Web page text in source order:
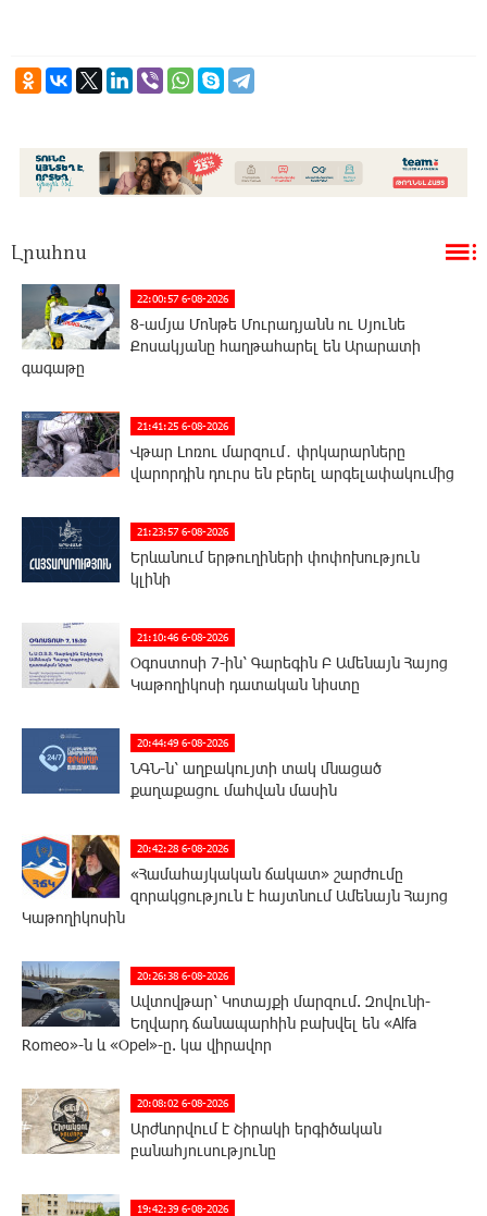
Լրահոս
22:00:57 6-08-2026
8-ամյա Մոնթե Մուրադյանն ու Սյունե
Քոսակյանը հաղթահարել են Արարատի
գագաթը
21:41:25 6-08-2026
Վթար Լոռու մարզում․ փրկարարները
վարորդին դուրս են բերել արգելափակումից
21:23:57 6-08-2026
Երևանում երթուղիների փոփոխություն
կլինի
21:10:46 6-08-2026
Օգոստոսի 7-ին՝ Գարեգին Բ Ամենայն Հայոց
Կաթողիկոսի դատական նիստը
20:44:49 6-08-2026
ՆԳՆ-ն՝ աղբակույտի տակ մնացած
քաղաքացու մահվան մասին
20:42:28 6-08-2026
«Համահայկական ճակատ» շարժումը
զորակցություն է հայտնում Ամենայն Հայոց
Կաթողիկոսին
20:26:38 6-08-2026
Ավտովթար՝ Կոտայքի մարզում. Զովունի-
Եղվարդ ճանապարհին բախվել են «Alfa
Romeo»-ն և «Opel»-ը. կա վիրավոր
20:08:02 6-08-2026
Արժևորվում է Շիրակի երգիծական
բանահյուսությունը
19:42:39 6-08-2026